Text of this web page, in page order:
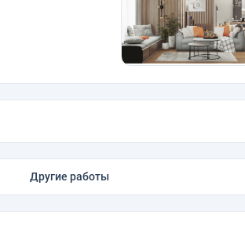
Другие работы